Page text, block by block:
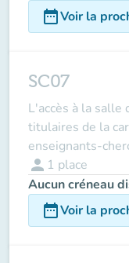
date_rangeVoir la
SC07
L'accès à la salle
titulaires de la
enseignants-
person 1 place
Aucun créneau
date_rangeVoir la